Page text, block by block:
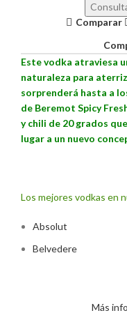
Comparar
Este vodka atraviesa
naturaleza para
sorprenderá hasta a
de Beremot Spicy
y chili de 20 grados
lugar a un nuevo
Los mejores vodkas en
Absolut
Belvedere
Más